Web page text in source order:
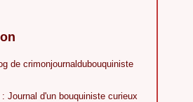
de crimonjournaldubouquiniste
: Journal d'un bouquiniste curieux